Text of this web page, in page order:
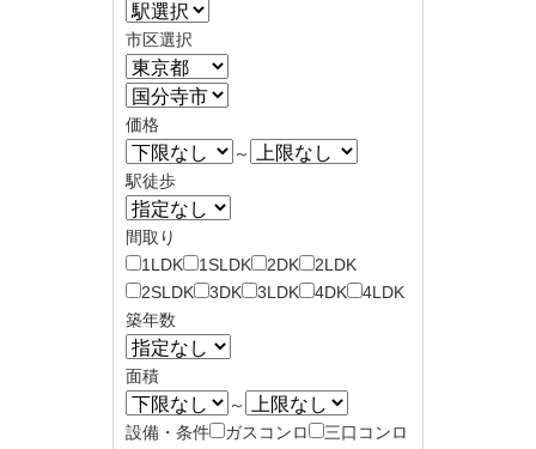
市区選択
価格
～
駅徒歩
間取り
1LDK
1SLDK 2DK
2LDK
2SLDK
3DK 3LDK 4DK
4LDK
築年数
面積
～
設備・条件
ガスコンロ
三口コンロ